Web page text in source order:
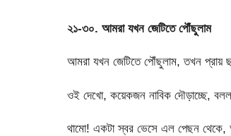
২১-৩০. আমরা যখন জেটিতে পৌঁছুলাম
আমরা যখন জেটিতে পৌঁছুলাম, তখন প্রায়
ওই দেখো, কয়েকজন নাবিক দৌড়াচ্ছে,
থামো! একটা স্বর ভেসে এল পেছন থেকে,